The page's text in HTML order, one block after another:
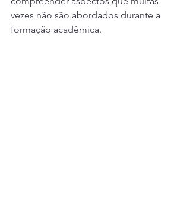
vezes não são abordados durante a
formação acadêmica.